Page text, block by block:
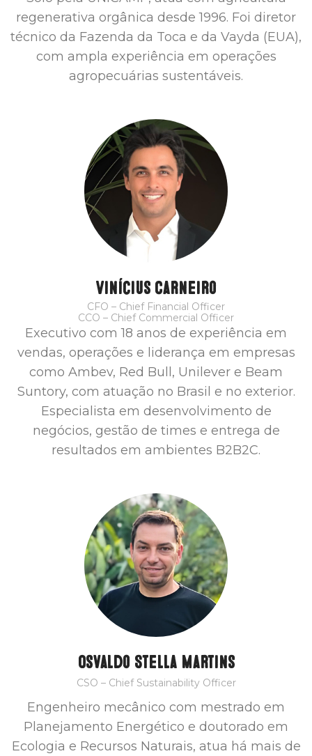
regenerativa orgânica desde 1996. Foi diretor
técnico da Fazenda da Toca e da Vayda (EUA),
com ampla experiência em operações
agropecuárias sustentáveis.
Vinícius Carneiro
CFO – Chief Financial Officer
CCO – Chief Commercial Officer
Executivo com 18 anos de experiência em
vendas, operações e liderança em empresas
como Ambev, Red Bull, Unilever e Beam
Suntory, com atuação no Brasil e no exterior.
Especialista em desenvolvimento de
negócios, gestão de times e entrega de
resultados em ambientes B2B2C.
Osvaldo Stella Martins
CSO – Chief Sustainability Officer
Engenheiro mecânico com mestrado em
Planejamento Energético e doutorado em
Ecologia e Recursos Naturais, atua há mais de